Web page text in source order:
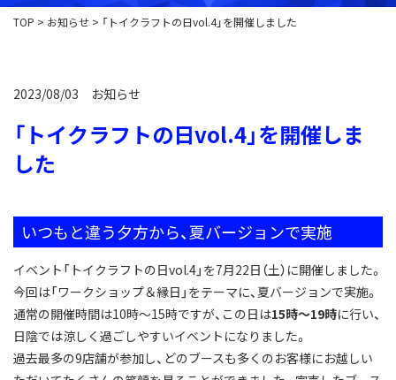
TOP > お知らせ > 「トイクラフトの日vol.4」を開催しました
2023/08/03 お知らせ
「トイクラフトの日vol.4」を開催しま
した
いつもと違う夕方から、夏バージョンで実施
イベント「トイクラフトの日vol.4」を7月22日（土）に開催しました。
今回は「ワークショップ＆縁日」をテーマに、夏バージョンで実施。
通常の開催時間は10時～15時ですが、この日は15時～19時に行い、
日陰では涼しく過ごしやすいイベントになりました。
過去最多の9店舗が参加し、どのブースも多くのお客様にお越しい